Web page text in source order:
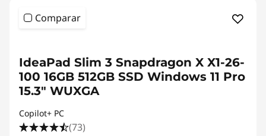
Comparar
IdeaPad Slim 3 Snapdragon X X1-26-
100 16GB 512GB SSD Windows 11 Pro
15.3" WUXGA
Copilot+ PC
(73)